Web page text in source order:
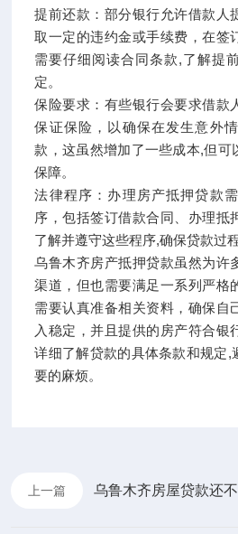
提前还款：部分银行允许借款人
取一定的违约金或手续费，在签
需要仔细阅读合同条款,了解提
定。
保险要求：有些银行会要求借款
保证保险，以确保在发生意外
款，这虽然增加了一些成本,但可
保障。
法律程序：办理房产抵押贷款
序，包括签订借款合同、办理抵
了解并遵守这些程序,确保贷款过
乌鲁木齐房产抵押贷款虽然为许
渠道，但也需要满足一系列严格
需要认真准备相关资料，确保自
入稳定，并且提供的房产符合银
详细了解贷款的具体条款和规定,
要的麻烦。
上一篇 乌鲁木齐房屋贷款还